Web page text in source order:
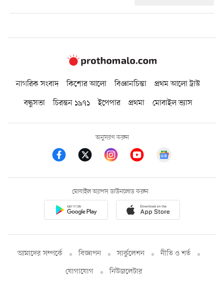
নাগরিক সংবাদ কিশোর আলো বিজ্ঞানচিন্তা
প্রথম আলো ট্রাস্ট
বন্ধুসভা
চিরন্তন ১৯৭১ ইপেপার প্রথমা মোবাইল ভ্যাস
অনুসরণ করুন
মোবাইল অ্যাপস ডাউনলোড করুন
আমাদের সম্পর্কে বিজ্ঞাপন সার্কুলেশন
নীতি ও শর্ত
যোগাযোগ
নিউজলেটার